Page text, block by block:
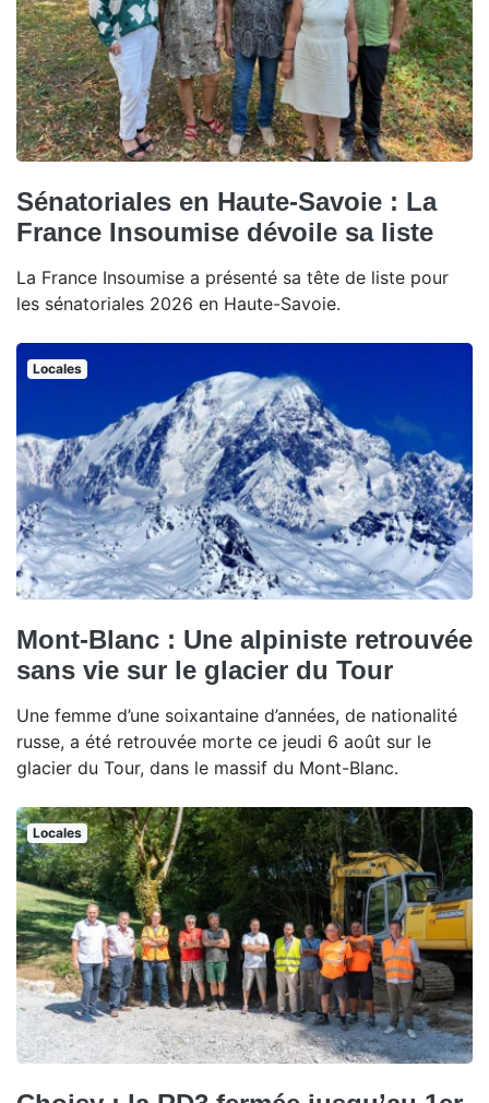
Sénatoriales en Haute-Savoie : La
France Insoumise dévoile sa liste
La France Insoumise a présenté sa tête de liste pour
les sénatoriales 2026 en Haute-Savoie.
Locales
Mont-Blanc : Une alpiniste retrouvée
sans vie sur le glacier du Tour
Une femme d’une soixantaine d’années, de nationalité
russe, a été retrouvée morte ce jeudi 6 août sur le
glacier du Tour, dans le massif du Mont-Blanc.
Locales